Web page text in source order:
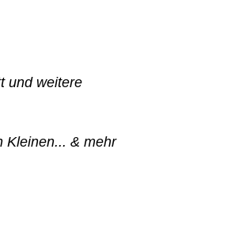
und weitere
Kleinen... & mehr